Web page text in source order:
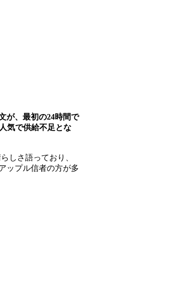
が、最初の24時間で
気で供給不足とな
しさ語っており、
ップル信者の方が多